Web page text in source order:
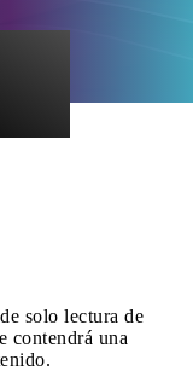
solo lectura de
contendrá una